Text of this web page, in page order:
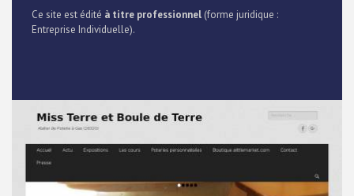
Ce site est édité à titre professionnel (forme juridique :
Entreprise Individuelle).